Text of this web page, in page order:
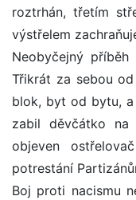
roztrhán, třetím
výstřelem
Neobyčejný
Třikrát za sebou
blok, byt od bytu,
zabil děvčátko
objeven
potrestání
Boj proti nacismu